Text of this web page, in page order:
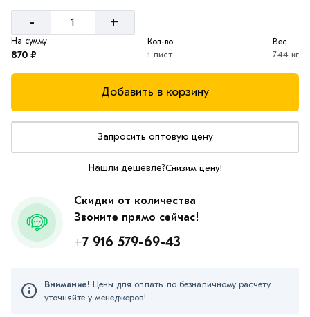
- +
На сумму
870 ₽
Кол-во
1 лист
Вес
7.44 кг
Добавить в корзину
Запросить оптовую цену
Нашли дешевле?Снизим цену!
Скидки от количества
Звоните прямо сейчас!
+7 916 579-69-43
Внимание! Цены для оплаты по безналичному расчету
уточняйте у менеджеров!